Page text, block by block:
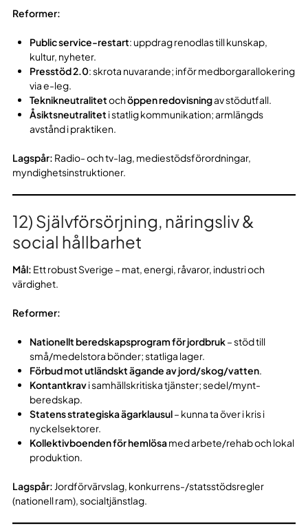
Reformer:
Public service-restart: uppdrag renodlas till kunskap,
kultur, nyheter.
Presstöd 2.0: skrota nuvarande; inför medborgarallokering
via e-leg.
Teknikneutralitetochöppen redovisningav stödutfall.
Åsiktsneutralitet i statlig kommunikation; armlängds
avstånd i praktiken.
Lagspår: Radio- och tv-lag, mediestödsförordningar,
myndighetsinstruktioner.
12) Självförsörjning, näringsliv &
social hållbarhet
Mål: Ett robust Sverige – mat, energi, råvaror, industri och
värdighet.
Reformer:
Nationellt beredskapsprogram för jordbruk– stöd till
små/medelstora bönder; statliga lager.
Förbud mot utländskt ägande av jord/skog/vatten.
Kontantkravi samhällskritiska tjänster; sedel/mynt-
beredskap.
Statens strategiska ägarklausul– kunna ta över i kris i
nyckelsektorer.
Kollektivboenden för hemlösamed arbete/rehab och lokal
produktion.
Lagspår: Jordförvärvslag, konkurrens-/statsstödsregler
(nationell ram), socialtjänstlag.